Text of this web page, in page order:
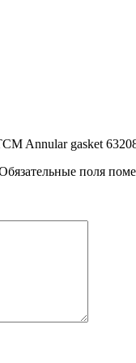
Annular gasket
поля